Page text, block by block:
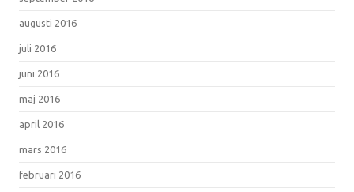
augusti 2016
juli 2016
juni 2016
maj 2016
april 2016
mars 2016
februari 2016